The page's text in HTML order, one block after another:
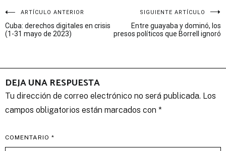
Navegación
de
ARTÍCULO ANTERIOR
Cuba: derechos digitales en crisis
(1-31 mayo de 2023)
SIGUIENTE ARTÍCULO
Entre guayaba y dominó, los
presos políticos que Borrell ignoró
DEJA UNA RESPUESTA
Tu dirección de correo electrónico no será publicada. Los
campos obligatorios están marcados con *
COMENTARIO *